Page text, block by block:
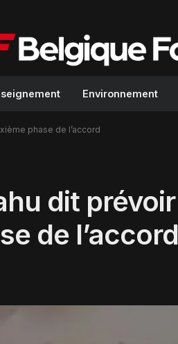
Environnement
phase de l’accord
dit
de l’accord